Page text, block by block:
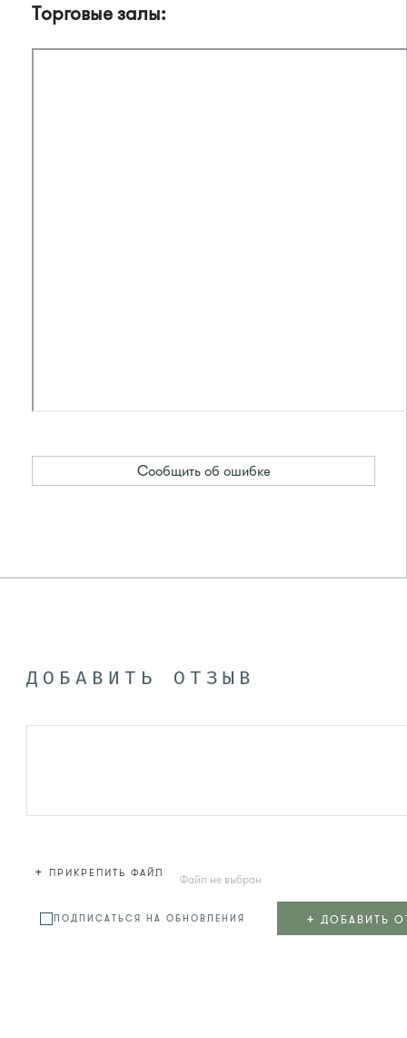
Торговые залы:
Сообщить об ошибке
ДОБАВИТЬ ОТЗЫВ
+ ПРИКРЕПИТЬ ФАЙЛ Файл не выбран
ПОДПИСАТЬСЯ НА ОБНОВЛЕНИЯ + ДОБАВИТЬ